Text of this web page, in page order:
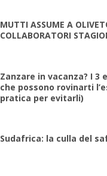
MUTTI ASSUME A
COLLABORATORI
Zanzare in vacanza? I 3
che possono rovinarti
pratica per evitarli)
Sudafrica: la culla del